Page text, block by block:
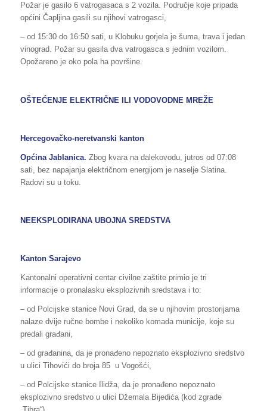
Požar je gasilo 6 vatrogasaca s 2 vozila. Područje koje pripada
općini Čapljina gasili su njihovi vatrogasci,
– od 15:30 do 16:50 sati, u Klobuku gorjela je šuma, trava i jedan
vinograd. Požar su gasila dva vatrogasca s jednim vozilom.
Opožareno je oko pola ha površine.
OŠTEĆENJE ELEKTRIČNE ILI VODOVODNE MREŽE
Hercegovačko-neretvanski kanton
Općina Jablanica. Zbog kvara na dalekovodu, jutros od 07:08
sati, bez napajanja električnom energijom je naselje Slatina.
Radovi su u toku.
NEEKSPLODIRANA UBOJNA SREDSTVA
Kanton Sarajevo
Kantonalni operativni centar civilne zaštite primio je tri
informacije o pronalasku eksplozivnih sredstava i to:
– od Polcijske stanice Novi Grad, da se u njihovim prostorijama
nalaze dvije ručne bombe i nekoliko komada municije, koje su
predali građani,
– od građanina, da je pronađeno nepoznato eksplozivno sredstvo
u ulici Tihovići do broja 85 u Vogošći,
– od Polcijske stanice Ilidža, da je pronađeno nepoznato
eksplozivno sredstvo u ulici Džemala Bijedića (kod zgrade